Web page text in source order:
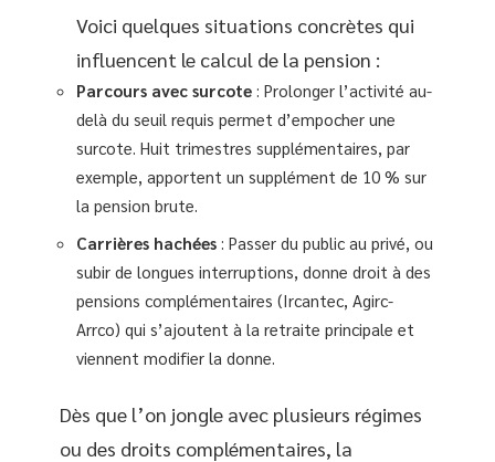
Voici quelques situations concrètes qui
influencent le calcul de la pension :
Parcours avec surcote : Prolonger l’activité au-
delà du seuil requis permet d’empocher une
surcote. Huit trimestres supplémentaires, par
exemple, apportent un supplément de 10 % sur
la pension brute.
Carrières hachées : Passer du public au privé, ou
subir de longues interruptions, donne droit à des
pensions complémentaires (Ircantec, Agirc-
Arrco) qui s’ajoutent à la retraite principale et
viennent modifier la donne.
Dès que l’on jongle avec plusieurs régimes
ou des droits complémentaires, la